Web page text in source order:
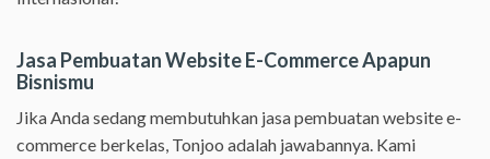
Jasa Pembuatan Website E-Commerce Apapun
Bisnismu
Jika Anda sedang membutuhkan jasa pembuatan website e-
commerce berkelas, Tonjoo adalah jawabannya. Kami